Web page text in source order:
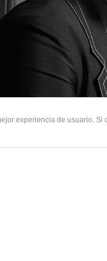
experiencia de usuario.